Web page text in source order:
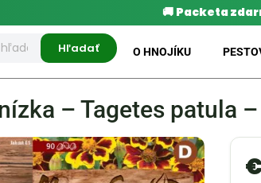
🚚 Packeta
Hľadať O HNOJÍKU
– Tagetes patula